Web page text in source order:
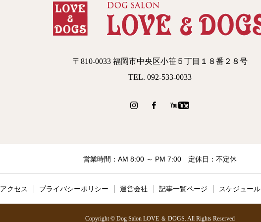
〒810-0033 福岡市中央区小笹５丁目１８番２８号
TEL. 092-533-0033
営業時間：AM 8:00 ～ PM 7:00 定休日：不定休
アクセス プライバシーポリシー 運営会社 記事一覧ページ スケジュール
Copyright © Dog Salon LOVE ＆ DOGS. All Rights Reserved